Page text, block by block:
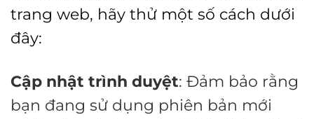
trang web, hãy thử một số cách dưới
đây:
Cập nhật trình duyệt: Đảm bảo rằng
bạn đang sử dụng phiên bản mới